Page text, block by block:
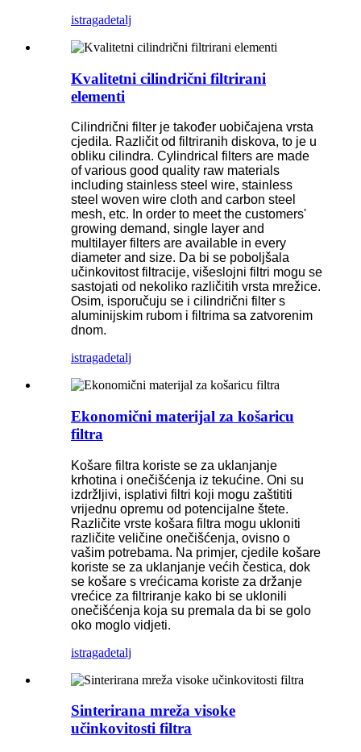
istragadetalj
Kvalitetni cilindrični filtrirani
elementi
Cilindrični filter je također uobičajena vrsta
cjedila. Različit od filtriranih diskova, to je u
obliku cilindra. Cylindrical filters are made
of various good quality raw materials
including stainless steel wire, stainless
steel woven wire cloth and carbon steel
mesh, etc. In order to meet the customers'
growing demand, single layer and
multilayer filters are available in every
diameter and size. Da bi se poboljšala
učinkovitost filtracije, višeslojni filtri mogu se
sastojati od nekoliko različitih vrsta mrežice.
Osim, isporučuju se i cilindrični filter s
aluminijskim rubom i filtrima sa zatvorenim
dnom.
istragadetalj
Ekonomični materijal za košaricu
filtra
Košare filtra koriste se za uklanjanje
krhotina i onečišćenja iz tekućine. Oni su
izdržljivi, isplativi filtri koji mogu zaštititi
vrijednu opremu od potencijalne štete.
Različite vrste košara filtra mogu ukloniti
različite veličine onečišćenja, ovisno o
vašim potrebama. Na primjer, cjedile košare
koriste se za uklanjanje većih čestica, dok
se košare s vrećicama koriste za držanje
vrećice za filtriranje kako bi se uklonili
onečišćenja koja su premala da bi se golo
oko moglo vidjeti.
istragadetalj
Sinterirana mreža visoke
učinkovitosti filtra